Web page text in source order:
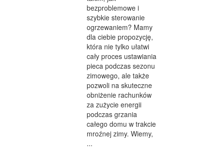
bezproblemowe i
szybkie sterowanie
ogrzewaniem? Mamy
dla ciebie propozycję,
która nie tylko ułatwi
cały proces ustawiania
pieca podczas sezonu
zimowego, ale także
pozwoli na skuteczne
obniżenie rachunków
za zużycie energii
podczas grzania
całego domu w trakcie
mroźnej zimy. Wiemy,
...